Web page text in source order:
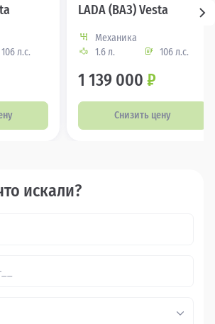
106 л.с.
LADA (ВАЗ) Vesta
Механика
1.6 л.
106 л.с.
1 139 000 ₽
Снизить цену
искали?